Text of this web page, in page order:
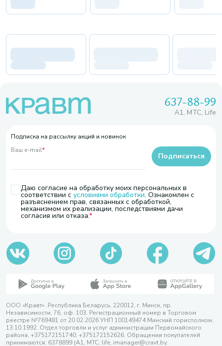
637-88-99
A1, МТС, Life
Подписка на рассылку акций и новинок
Ваш e-mail*
Даю согласие на обработку моих персональных в
соответствии с условиями обработки. Ознакомлен с
разъяснением прав, связанных с обработкой,
механизмом их реализации, последствиями дачи
согласия или отказа.
Подписаться
ООО «Кравт». Республика Беларусь, 220012, г. Минск, пр.
Независимости, 76, оф. 103. Регистрационный номер в Торговом
реестре №769481 от 20.02.2026 УНП 100149474 Минский горисполком,
13.10.1992. Отдел торговли и услуг администрации Первомайского
района, +375172151740; +375172152626. Обращения покупателей
принимаются: 6378899 (А1, МТС, life, imanager@cravt.by.